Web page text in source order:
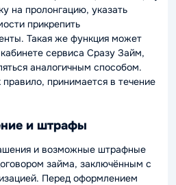
на пролонгацию, указать
прикрепить
Такая же функция может
сервиса Сразу Займ,
аналогичным способом.
принимается в течение
и штрафы
и возможные штрафные
займа, заключённым с
Перед оформлением